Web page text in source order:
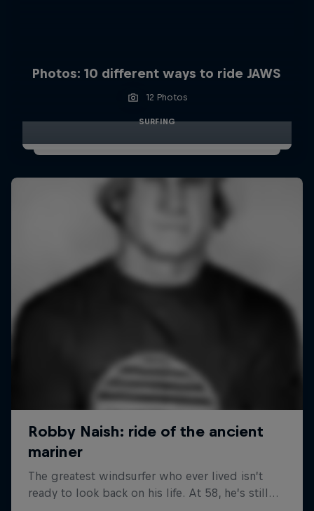
Photos: 10 different ways to ride JAWS
12 Photos
SURFING